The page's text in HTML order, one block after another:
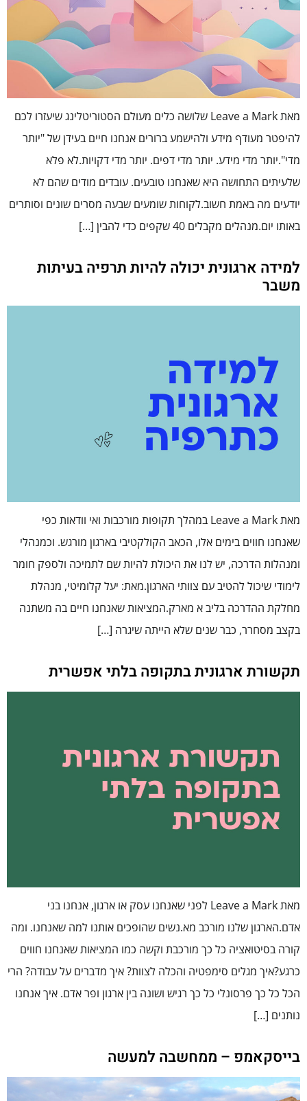
מאת Leave a Mark שלושה כלים מעולם הסטוריטלינג שיעזרו לכם
להיפטר מעודף מידע ולהישמע ברורים אנחנו חיים בעידן של "יותר
מדי".יותר מדי מידע. יותר מדי דפים. יותר מדי דקויות.לא פלא
שלעיתים התחושה היא שאנחנו טובעים. עובדים מודים שהם לא
יודעים מה באמת חשוב.לקוחות שומעים שבעה מסרים שונים וסותרים
באותו יום.מנהלים מקבלים 40 שקפים כדי להבין […]
למידה ארגונית יכולה להיות תרפיה בעיתות
משבר
מאת Leave a Mark במהלך תקופות מורכבות ואי וודאות כפי
שאנחנו חווים בימים אלו, הכאב הקולקטיבי בארגון מורגש. וכמנהלי
ומנהלות הדרכה, יש לנו את היכולת להיות שם לתמיכה ולספק חומר
לימודי שיכול להטיב עם צוותי הארגון.מאת: יעל קלומיטי, מנהלת
מחלקת ההדרכה בליב א מארק.המציאות שאנחנו חיים בה משתנה
בקצב מסחרר, כבר שנים שלא הייתה שיגרה […]
תקשורת ארגונית בתקופה בלתי אפשרית
מאת Leave a Mark לפני שאנחנו עסק או ארגון, אנחנו בני
אדם.הארגון שלנו מורכב מא.נשים שהופכים אותנו למה שאנחנו. ומה
קורה בסיטואציה כל כך מורכבת וקשה כמו המציאות שאנחנו חווים
כרגע?איך מגלים סימפטיה והכלה לצוות? איך מדברים על עבודה? הרי
הכל כל כך פרסונלי כל כך רגיש ושונה בין ארגון ופר אדם. איך אנחנו
נותנים […]
בייסקאמפ – ממחשבה למעשה